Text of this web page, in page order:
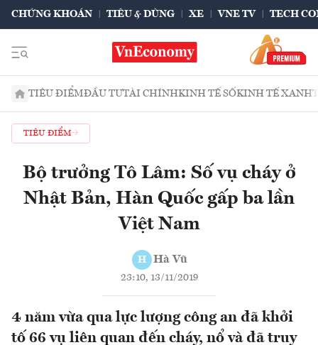
CHỨNG KHOÁN TIÊU & DÙNG XE VNE TV TECH
TIÊU ĐIỂMĐẦU TƯTÀI CHÍNHKINH TẾ SỐKINH TẾ XANH
TIÊU ĐIỂM
Bộ trưởng Tô Lâm: Số vụ cháy ở
Nhật Bản, Hàn Quốc gấp ba lần
Việt Nam
H Hà Vũ
23:10, 13/11/2019
4 năm vừa qua lực lượng công an đã khởi
tố 66 vụ liên quan đến cháy, nổ và đã truy